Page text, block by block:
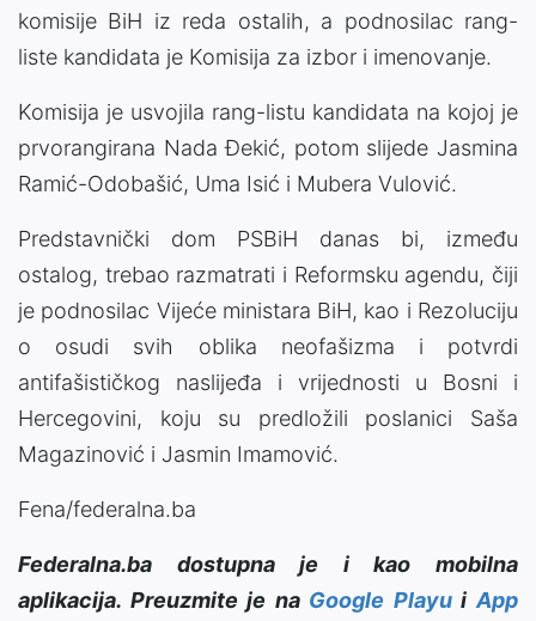
komisije BiH iz reda ostalih, a podnosilac rang-
liste kandidata je Komisija za izbor i imenovanje.
Komisija je usvojila rang-listu kandidata na kojoj je
prvorangirana Nada Đekić, potom slijede Jasmina
Ramić-Odobašić, Uma Isić i Mubera Vulović.
Predstavnički dom PSBiH danas bi, između
ostalog, trebao razmatrati i Reformsku agendu, čiji
je podnosilac Vijeće ministara BiH, kao i Rezoluciju
o osudi svih oblika neofašizma i potvrdi
antifašističkog naslijeđa i vrijednosti u Bosni i
Hercegovini, koju su predložili poslanici Saša
Magazinović i Jasmin Imamović.
Fena/federalna.ba
Federalna.ba dostupna je i kao mobilna
aplikacija. Preuzmite je na Google PlayuiApp